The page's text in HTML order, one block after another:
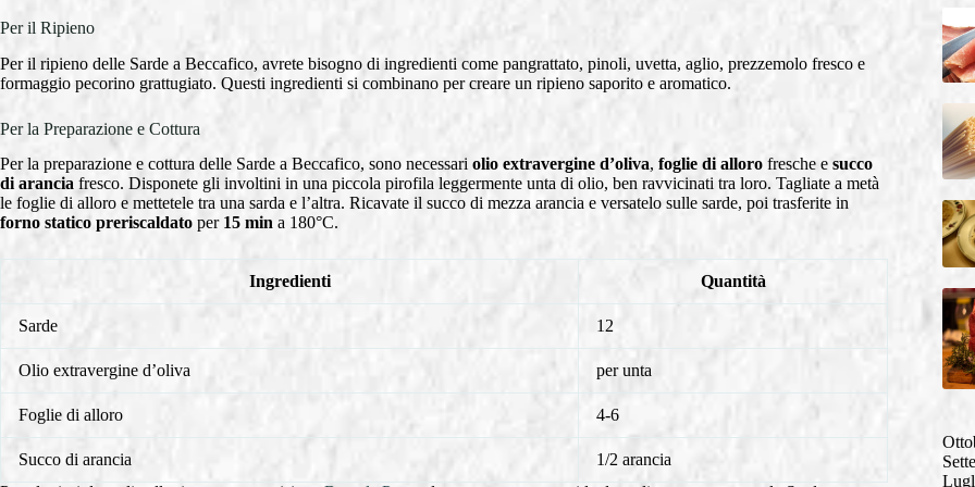
Per il Ripieno
Per il ripieno delle Sarde a Beccafico, avrete bisogno di ingredienti come pangrattato, pinoli, uvetta, aglio, prezzemolo fresco e
formaggio pecorino grattugiato. Questi ingredienti si combinano per creare un ripieno saporito e aromatico.
Per la Preparazione e Cottura
Per la preparazione e cottura delle Sarde a Beccafico, sono necessari olio extravergine d’oliva, foglie di alloro fresche e succo
di arancia fresco. Disponete gli involtini in una piccola pirofila leggermente unta di olio, ben ravvicinati tra loro. Tagliate a metà
le foglie di alloro e mettetele tra una sarda e l’altra. Ricavate il succo di mezza arancia e versatelo sulle sarde, poi trasferite in
forno statico preriscaldato per 15 min a 180°C.
Ingredienti Quantità
Sarde 12
Olio extravergine d’oliva per unta
Foglie di alloro 4-6
Succo di arancia
1/2 arancia